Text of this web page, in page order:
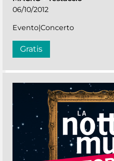
06/10/2012
Evento|Concerto
Gratis